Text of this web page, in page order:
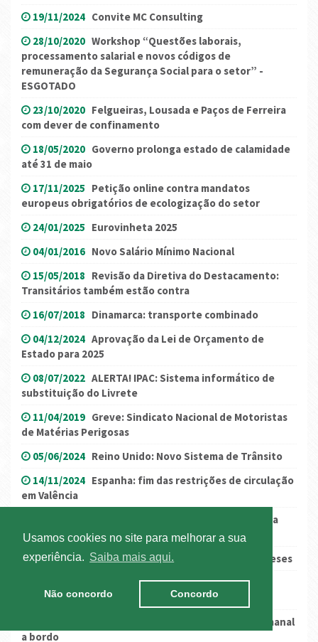
Usamos cookies no site para melhorar a sua
experiência.
Saiba mais aqui.
Não concordo Concordo
19/11/2024 Convite MC Consulting
28/10/2020 Workshop “Questões laborais,
processamento salarial e novos códigos de
remuneração da Segurança Social para o setor” -
ESGOTADO
23/10/2020 Felgueiras, Lousada e Paços de Ferreira
com dever de confinamento
18/05/2020 Governo prolonga estado de calamidade
até 31 de maio
17/11/2025 Petição online contra mandatos
europeus obrigatórios de ecologização do setor
24/01/2025 Eurovinheta 2025
04/01/2016 Novo Salário Mínimo Nacional
15/05/2018 Revisão da Diretiva do Destacamento:
Transitários também estão contra
16/07/2018 Dinamarca: transporte combinado
04/12/2024 Aprovação da Lei de Orçamento de
Estado para 2025
08/07/2022 ALERTA! IPAC: Sistema informático de
substituição do Livrete
11/04/2019 Greve: Sindicato Nacional de Motoristas
de Matérias Perigosas
05/06/2024 Reino Unido: Novo Sistema de Trânsito
14/11/2024 Espanha: fim das restrições de circulação
em Valência
Espanha: novo regulamento relativo a
reparações em estrada
19/12/2017 Certificados de destacamento franceses
Questionário sobre Diretiva do
Destacamento
Espanha - Proibição do descanso semanal
a bordo